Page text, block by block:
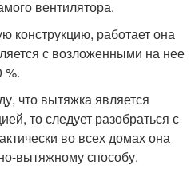
вентилятора.
конструкцию, работает она
с возложенными на нее
%.
что вытяжка является
то следует разобраться с
во всех домах она
вытяжному способу.